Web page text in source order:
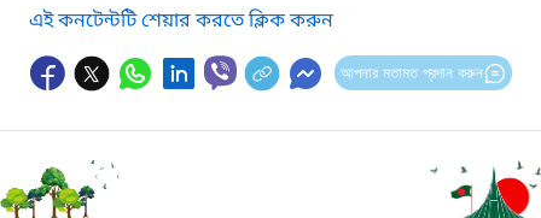
এই কনটেন্টটি শেয়ার করতে ক্লিক করুন
আপনার মতামত প্রদান করুন